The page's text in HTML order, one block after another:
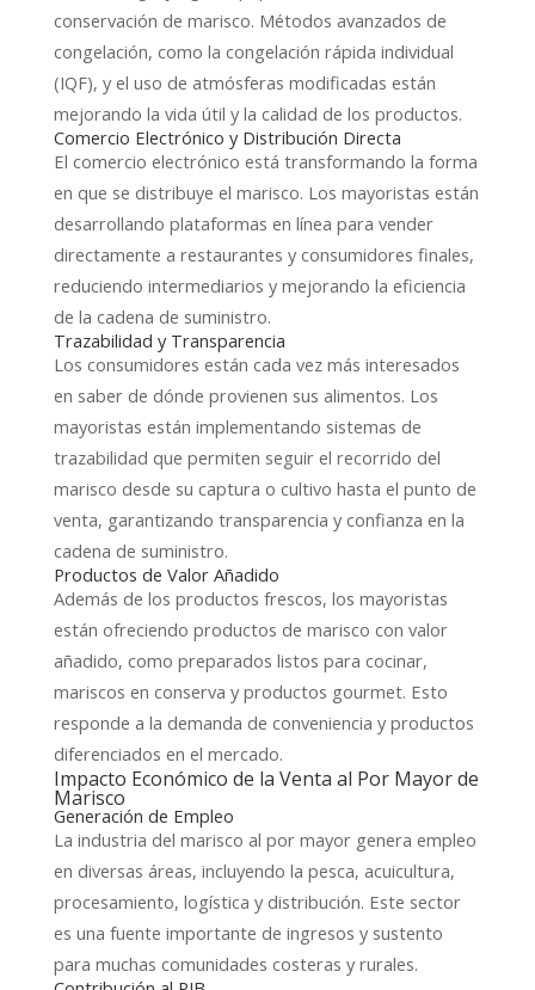
conservación de marisco. Métodos avanzados de
congelación, como la congelación rápida individual
(IQF), y el uso de atmósferas modificadas están
mejorando la vida útil y la calidad de los productos.
Comercio Electrónico y Distribución Directa
El comercio electrónico está transformando la forma
en que se distribuye el marisco. Los mayoristas están
desarrollando plataformas en línea para vender
directamente a restaurantes y consumidores finales,
reduciendo intermediarios y mejorando la eficiencia
de la cadena de suministro.
Trazabilidad y Transparencia
Los consumidores están cada vez más interesados
en saber de dónde provienen sus alimentos. Los
mayoristas están implementando sistemas de
trazabilidad que permiten seguir el recorrido del
marisco desde su captura o cultivo hasta el punto de
venta, garantizando transparencia y confianza en la
cadena de suministro.
Productos de Valor Añadido
Además de los productos frescos, los mayoristas
están ofreciendo productos de marisco con valor
añadido, como preparados listos para cocinar,
mariscos en conserva y productos gourmet. Esto
responde a la demanda de conveniencia y productos
diferenciados en el mercado.
Impacto Económico de la Venta al Por Mayor de
Marisco
Generación de Empleo
La industria del marisco al por mayor genera empleo
en diversas áreas, incluyendo la pesca, acuicultura,
procesamiento, logística y distribución. Este sector
es una fuente importante de ingresos y sustento
para muchas comunidades costeras y rurales.